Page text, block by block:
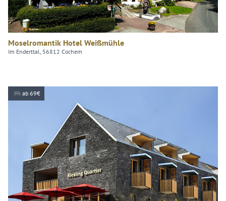
Moselromantik Hotel Weißmühle
Im Enderttal, 56812 Cochem
ab 69€